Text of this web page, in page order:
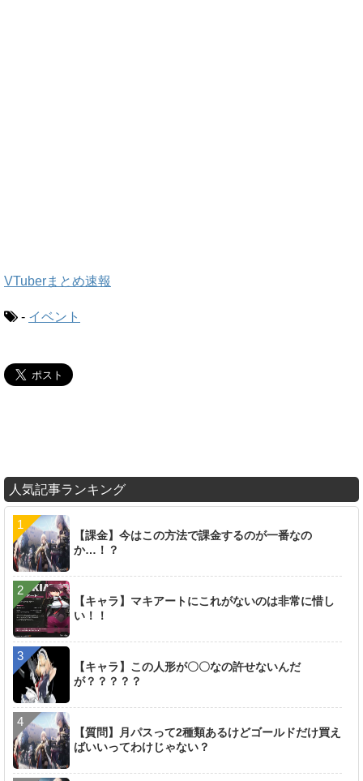
VTuberまとめ速報
- イベント
人気記事ランキング
【課金】今はこの方法で課金するのが一番なの
か…！？
【キャラ】マキアートにこれがないのは非常に惜し
い！！
【キャラ】この人形が〇〇なの許せないんだ
が？？？？？
【質問】月パスって2種類あるけどゴールドだけ買え
ばいいってわけじゃない？